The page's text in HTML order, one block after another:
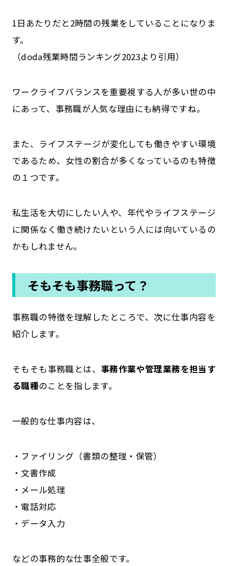
1日あたりだと2時間の残業をしていることになりま
す。
（doda残業時間ランキング2023より引用）
ワークライフバランスを重要視する人が多い世の中
にあって、事務職が人気な理由にも納得ですね。
また、ライフステージが変化しても働きやすい環境
であるため、女性の割合が多くなっているのも特徴
の１つです。
私生活を大切にしたい人や、年代やライフステージ
に関係なく働き続けたいという人には向いているの
かもしれません。
そもそも事務職って？
事務職の特徴を理解したところで、次に仕事内容を
紹介します。
そもそも事務職とは、 事務作業や管理業務を担当す
る職種のことを指します。
一般的な仕事内容は、
・ファイリング（書類の整理・保管）
・文書作成
・メール処理
・電話対応
・データ入力
などの事務的な仕事全般です。